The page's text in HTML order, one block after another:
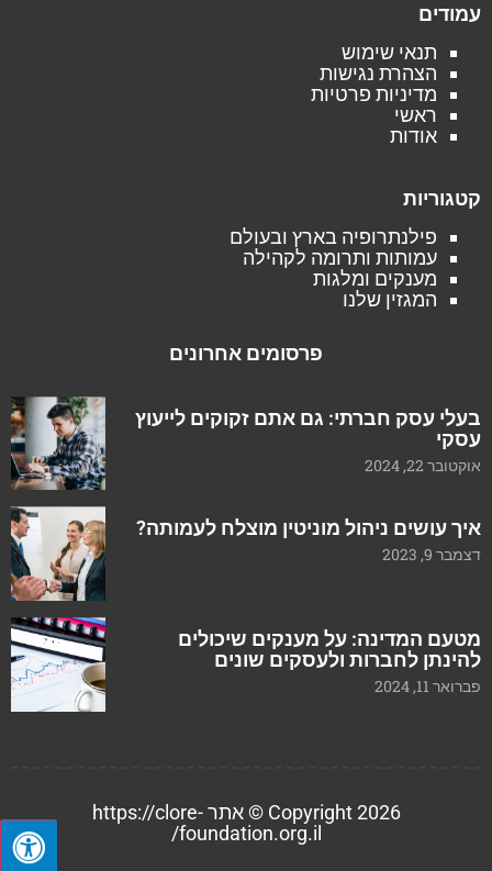
עמודים
תנאי שימוש
הצהרת נגישות
מדיניות פרטיות
ראשי
אודות
קטגוריות
פילנתרופיה בארץ ובעולם
עמותות ותרומה לקהילה
מענקים ומלגות
המגזין שלנו
פרסומים אחרונים
בעלי עסק חברתי: גם אתם זקוקים לייעוץ
עסקי
אוקטובר 22, 2024
איך עושים ניהול מוניטין מוצלח לעמותה?
דצמבר 9, 2023
מטעם המדינה: על מענקים שיכולים
להינתן לחברות ולעסקים שונים
פברואר 11, 2024
Copyright 2026 © אתר https://clore-
foundation.org.il/